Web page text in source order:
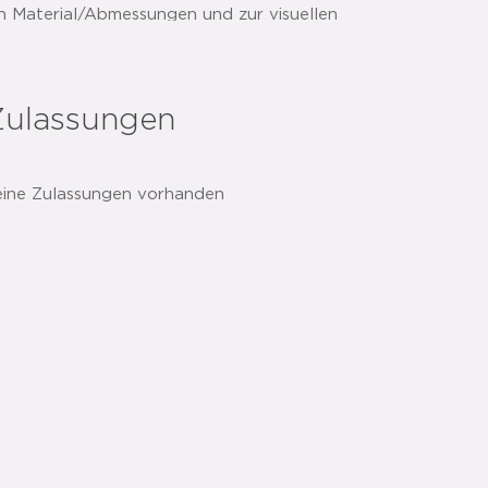
Abmessungen und zur visuellen
Zulassungen vorhanden